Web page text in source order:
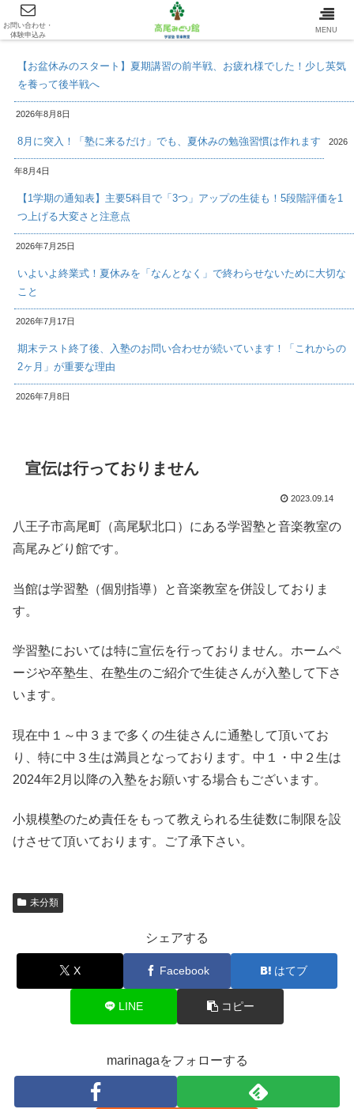
最新情報/INFOMATION
【お盆休みのスタート】夏期講習の前半戦、お疲れ様でした！少し英気
を養って後半戦へ
2026年8月8日
8月に突入！「塾に来るだけ」でも、夏休みの勉強習慣は作れます 2026
年8月4日
【1学期の通知表】主要5科目で「3つ」アップの生徒も！5段階評価を1
つ上げる大変さと注意点
2026年7月25日
いよいよ終業式！夏休みを「なんとなく」で終わらせないために大切な
こと
2026年7月17日
期末テスト終了後、入塾のお問い合わせが続いています！「これからの
2ヶ月」が重要な理由
2026年7月8日
宣伝は行っておりません
2023.09.14
八王子市高尾町（高尾駅北口）にある学習塾と音楽教室の
高尾みどり館です。
当館は学習塾（個別指導）と音楽教室を併設しておりま
す。
学習塾においては特に宣伝を行っておりません。ホームペ
ージや卒塾生、在塾生のご紹介で生徒さんが入塾して下さ
います。
現在中１～中３まで多くの生徒さんに通塾して頂いてお
り、特に中３生は満員となっております。中１・中２生は
2024年2月以降の入塾をお願いする場合もございます。
小規模塾のため責任をもって教えられる生徒数に制限を設
けさせて頂いております。ご了承下さい。
未分類
シェアする
X Facebook はてブ
LINE コピー
marinagaをフォローする
お問い合わせ・
体験申込み
MENU